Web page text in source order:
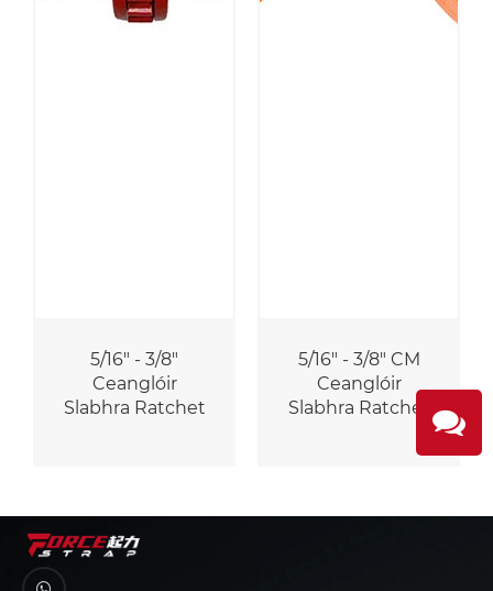
5/16" - 3/8"
Ceanglóir
Slabhra Ratchet
5/16" - 3/8" CM
Ceanglóir
Slabhra Ratchet